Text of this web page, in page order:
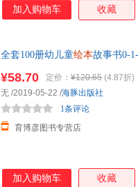
加入购物车 收藏
全套100册幼儿童绘本故事书0-
¥58.70 定价： ¥120.65 (4.87折)
育博彦图书专营店
1条评论
无 /2019-05-22 /海豚出版社
加入购物车 收藏